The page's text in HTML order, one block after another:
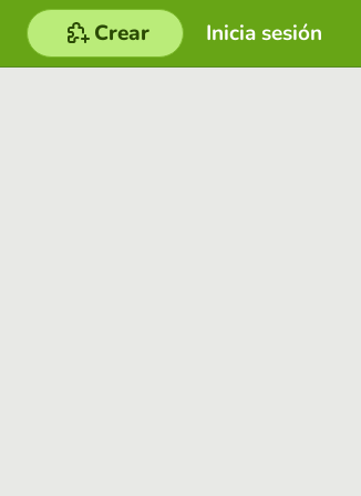
Inicia sesión
Crear